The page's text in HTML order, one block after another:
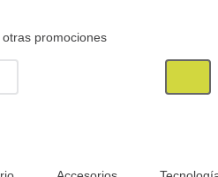
promociones